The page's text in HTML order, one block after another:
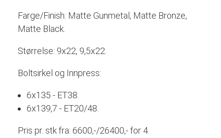
Farge/Finish: Matte Gunmetal, Matte Bronze,
Matte Black.
Størrelse: 9x22, 9,5x22.
Boltsirkel og Innpress:
6x135 - ET38.
6x139,7 - ET20/48.
Pris pr. stk fra: 6600,-/26400,- for 4.